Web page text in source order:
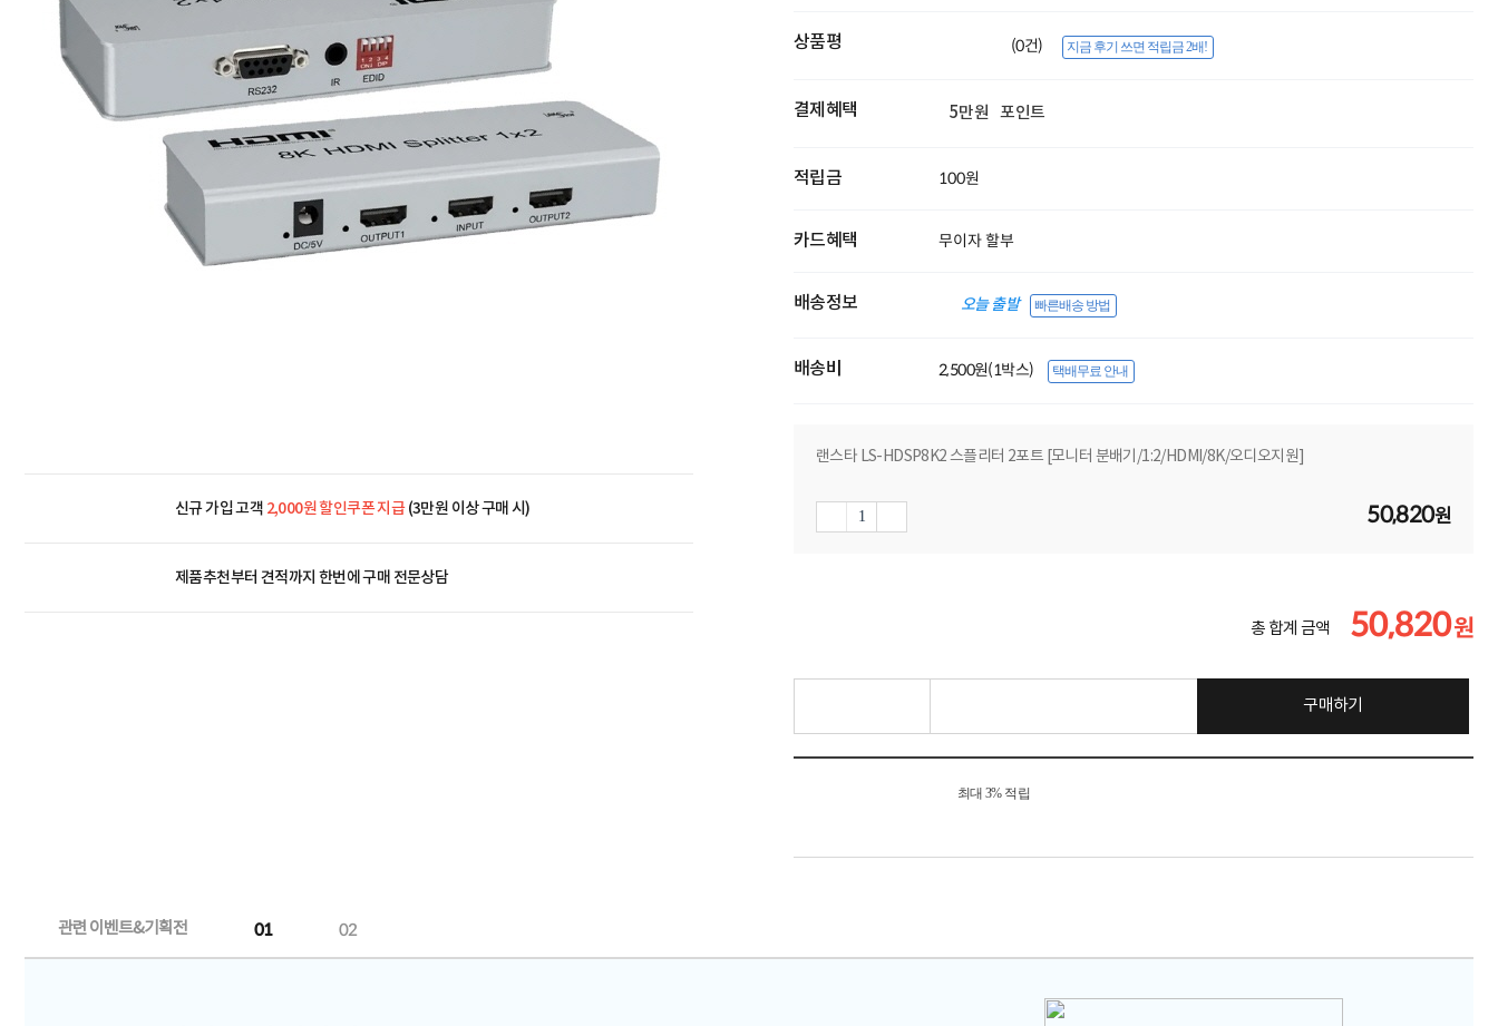
신규 가입 고객 2,000원 할인쿠폰 지급(3만원 이상 구매 시)
제품추천부터 견적까지 한번에구매 전문상담
상품평 (0건) 지금 후기 쓰면 적립금 2배!
결제혜택 5만원 포인트
적립금 100원
카드혜택 무이자 할부
배송정보 오늘 출발 빠른배송 방법
배송비 2,500원(1박스) 택배무료 안내
랜스타 LS-HDSP8K2 스플리터 2포트 [모니터 분배기/1:2/HDMI/8K/오디오지원]
50,820원
총 합계 금액 50,820원
구매하기
최대 3% 적립
관련 이벤트&기획전 01 02